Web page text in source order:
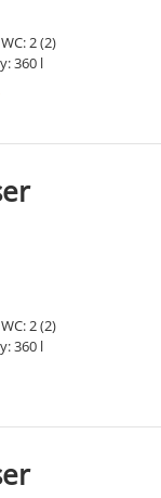
2 (2)
360 l
2 (2)
360 l